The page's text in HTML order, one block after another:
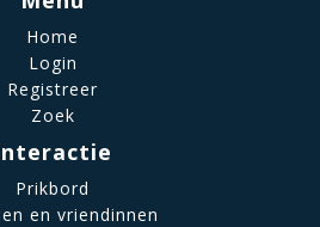
Home
Login
Registreer
Zoek
Prikbord
en vriendinnen